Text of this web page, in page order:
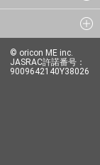
© oricon ME inc.
JASRAC許諾番号：
9009642140Y38026